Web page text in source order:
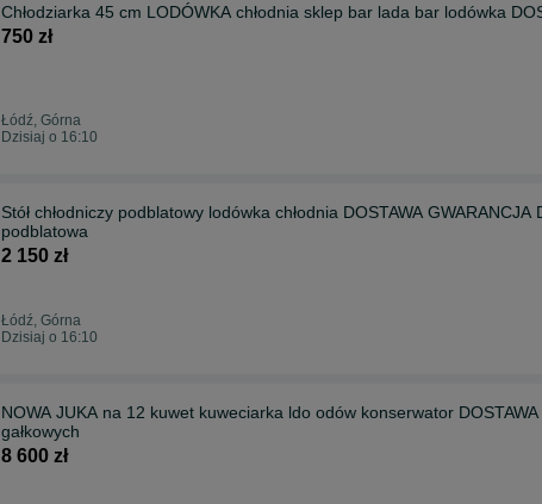
Chłodziarka 45 cm LODÓWKA chłodnia sklep bar lada bar lodówka
750 zł
Łódź, Górna
Dzisiaj o 16:10
Stół chłodniczy podblatowy lodówka chłodnia DOSTAWA
podblatowa
2 150 zł
Łódź, Górna
Dzisiaj o 16:10
NOWA JUKA na 12 kuwet kuweciarka ldo odów konserwator
gałkowych
8 600 zł